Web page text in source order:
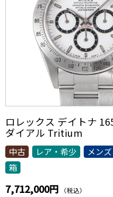
ロレックス デイトナ
ダイアル Tritium
中古 レア・希少
メンズ
箱
7,712,000円 （税込）